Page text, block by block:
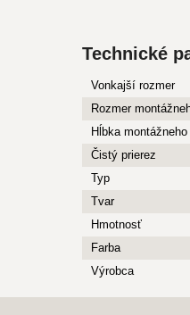
Technické
Vonkajší rozmer
Rozmer
Hĺbka
Čistý prierez
Typ
Tvar
Hmotnosť
Farba
Výrobca